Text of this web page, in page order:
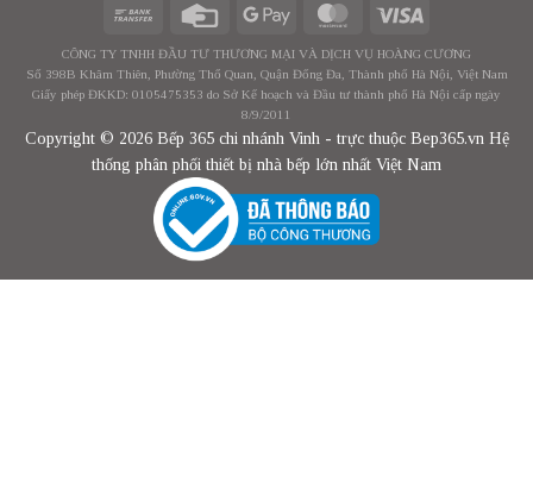
CÔNG TY TNHH ĐẦU TƯ THƯƠNG MẠI VÀ DỊCH VỤ HOÀNG CƯƠNG
Số 398B Khâm Thiên, Phường Thổ Quan, Quận Đống Đa, Thành phố Hà Nội, Việt Nam
Giấy phép ĐKKD: 0105475353 do Sở Kế hoạch và Đầu tư thành phố Hà Nội cấp ngày
8/9/2011
Copyright © 2026 Bếp 365 chi nhánh Vinh - trực thuộc Bep365.vn Hệ
thống phân phối thiết bị nhà bếp lớn nhất Việt Nam